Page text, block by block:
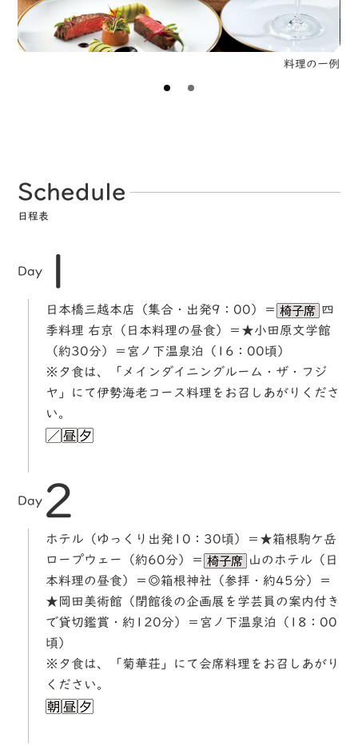
料理の一例
Schedule
日程表
Day 1
日本橋三越本店（集合・出発9：00）＝
四
季料理 右京（日本料理の昼食）＝★小田原文学館
（約30分）＝宮ノ下温泉泊（16：00頃）
※夕食は、「メインダイニングルーム・ザ・フジ
ヤ」にて伊勢海老コース料理をお召しあがりくださ
い。
Day 2
ホテル（ゆっくり出発10：30頃）＝★箱根駒ケ岳
ロープウェー（約60分）＝
山のホテル（日
本料理の昼食）＝◎箱根神社（参拝・約45分）＝
★岡田美術館（閉館後の企画展を学芸員の案内付き
で貸切鑑賞・約120分）＝宮ノ下温泉泊（18：00
頃）
※夕食は、「菊華荘」にて会席料理をお召しあがり
ください。